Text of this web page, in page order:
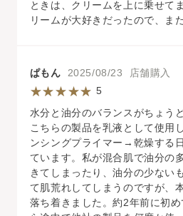
ときは、クリームを上に乗せて
リームが大好きだったので、ま
ぱもん 2025/08/23 店舗購入
5
水分と油分のバランスがちょう
こちらの製品を乳液として使用
ンシングプライマー→乾燥する
ています。私が混合肌で油分の
きてしまったり、油分の少ない
て肌荒れしてしまうのですが、
落ち着きました。約2年前に初